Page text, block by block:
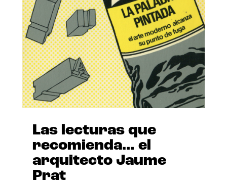
Las lecturas que
recomienda… el
arquitecto Jaume
Prat